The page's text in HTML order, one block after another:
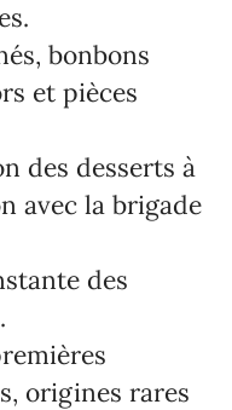
bonbons
et pièces
des desserts à
avec la brigade
des
origines rares